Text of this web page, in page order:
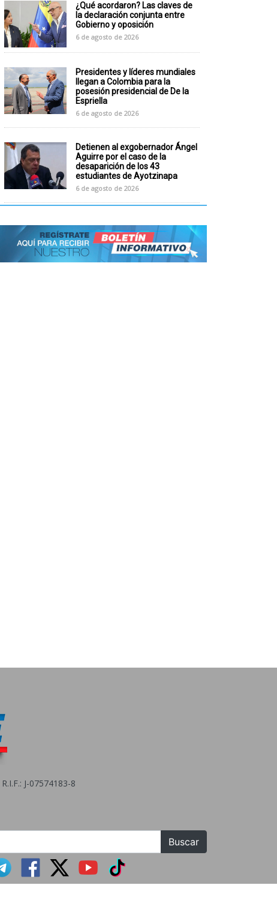
¿Qué acordaron? Las claves de
la declaración conjunta entre
Gobierno y oposición
6 de agosto de 2026
Presidentes y líderes mundiales
llegan a Colombia para la
posesión presidencial de De la
Espriella
6 de agosto de 2026
Detienen al exgobernador Ángel
Aguirre por el caso de la
desaparición de los 43
estudiantes de Ayotzinapa
6 de agosto de 2026
J-07574183-8
Buscar